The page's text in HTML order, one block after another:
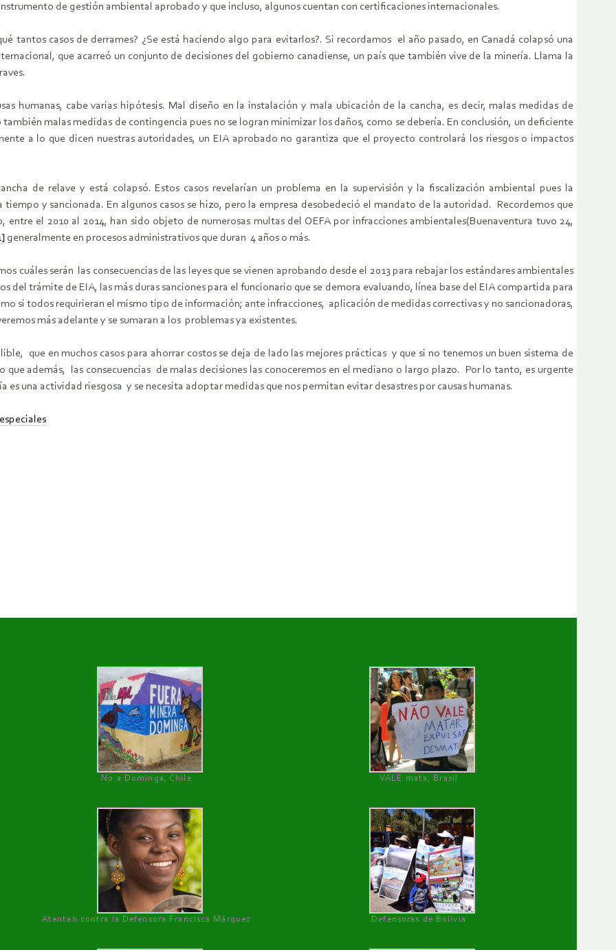
de gestión ambiental aprobado y que incluso, algunos cuentan con certificaciones internacionales.
tantos casos de derrames? ¿Se está haciendo algo para evitarlos?. Si recordamos el año pasado, en Canadá colapsó una
que acarreó un conjunto de decisiones del gobierno canadiense, un país que también vive de la minería. Llama la
humanas, cabe varias hipótesis. Mal diseño en la instalación y mala ubicación de la cancha, es decir, malas medidas de
malas medidas de contingencia pues no se logran minimizar los daños, como se debería. En conclusión, un deficiente
a lo que dicen nuestras autoridades, un EIA aprobado no garantiza que el proyecto controlará los riesgos o impactos
de relave y está colapsó. Estos casos revelarían un problema en la supervisión y la fiscalización ambiental pues la
y sancionada. En algunos casos se hizo, pero la empresa desobedeció el mandato de la autoridad. Recordemos que
el 2010 al 2014, han sido objeto de numerosas multas del OEFA por infracciones ambientales(Buenaventura tuvo 24,
generalmente en procesos administrativos que duran 4 años o más.
cuáles serán las consecuencias de las leyes que se vienen aprobando desde el 2013 para rebajar los estándares ambientales
del trámite de EIA, las más duras sanciones para el funcionario que se demora evaluando, línea base del EIA compartida para
si todos requirieran el mismo tipo de información; ante infracciones, aplicación de medidas correctivas y no sancionadoras,
más adelante y se sumaran a los problemas ya existentes.
que en muchos casos para ahorrar costos se deja de lado las mejores prácticas y que si no tenemos un buen sistema de
además, las consecuencias de malas decisiones las conoceremos en el mediano o largo plazo. Por lo tanto, es urgente
una actividad riesgosa y se necesita adoptar medidas que nos permitan evitar desastres por causas humanas.
No a Dominga, Chile
VALE mata, Brasil
Atentan contra la Defensora Francisca Márquez Defensoras de Bolivia